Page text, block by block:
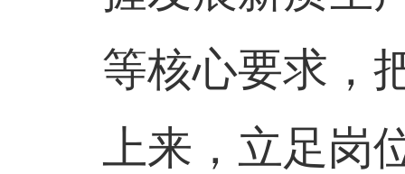
等核心要求，
上来，立足岗